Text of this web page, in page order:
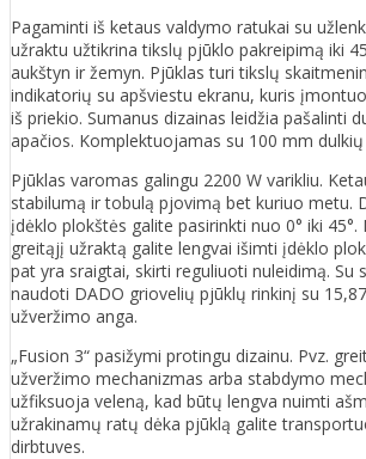
Pagaminti iš ketaus valdymo ratukai su
užraktu užtikrina tikslų pjūklo pakreipimą iki
aukštyn ir žemyn. Pjūklas turi tikslų
indikatorių su apšviestu ekranu, kuris
iš priekio. Sumanus dizainas leidžia pašalinti
apačios. Komplektuojamas su 100 mm
Pjūklas varomas galingu 2200 W varikliu.
stabilumą ir tobulą pjovimą bet kuriuo metu.
įdėklo plokštės galite pasirinkti nuo 0° iki
greitąjį užraktą galite lengvai išimti įdėklo
pat yra sraigtai, skirti reguliuoti nuleidimą. Su
naudoti DADO griovelių pjūklų rinkinį su
užveržimo anga.
„Fusion 3“ pasižymi protingu dizainu. Pvz.
užveržimo mechanizmas arba stabdymo
užfiksuoja veleną, kad būtų lengva nuimti
užrakinamų ratų dėka pjūklą galite
dirbtuves.